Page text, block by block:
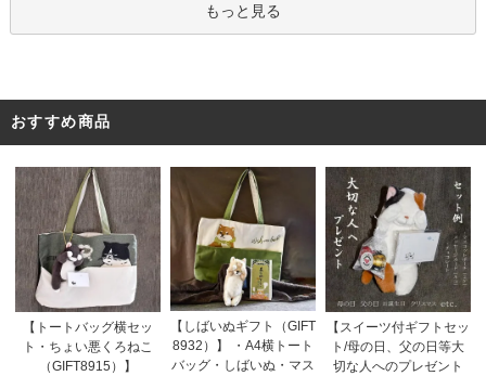
もっと見る
おすすめ商品
【トートバッグ横セッ
ト・ちょい悪くろねこ
（GIFT8915）】
【しばいぬギフト（GIFT
8932）】 ・A4横トート
バッグ・しばいぬ・マス
【スイーツ付ギフトセッ
ト/母の日、父の日等大
切な人へのプレゼント